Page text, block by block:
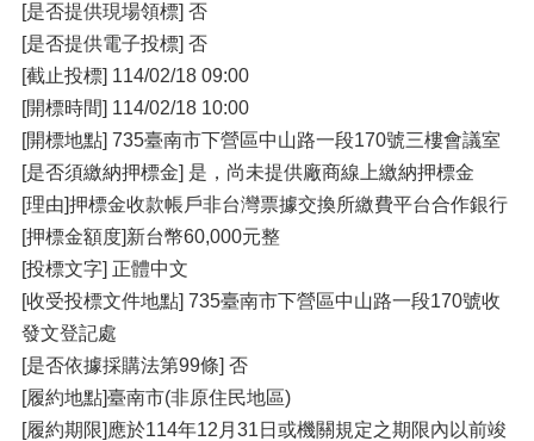
[是否提供現場領標] 否
[是否提供電子投標] 否
[截止投標] 114/02/18 09:00
[開標時間] 114/02/18 10:00
[開標地點] 735臺南市下營區中山路一段170號三樓會議室
[是否須繳納押標金] 是，尚未提供廠商線上繳納押標金
[理由]押標金收款帳戶非台灣票據交換所繳費平台合作銀行
[押標金額度]新台幣60,000元整
[投標文字] 正體中文
[收受投標文件地點] 735臺南市下營區中山路一段170號收
發文登記處
[是否依據採購法第99條] 否
[履約地點]臺南市(非原住民地區)
[履約期限]應於114年12月31日或機關規定之期限內以前竣